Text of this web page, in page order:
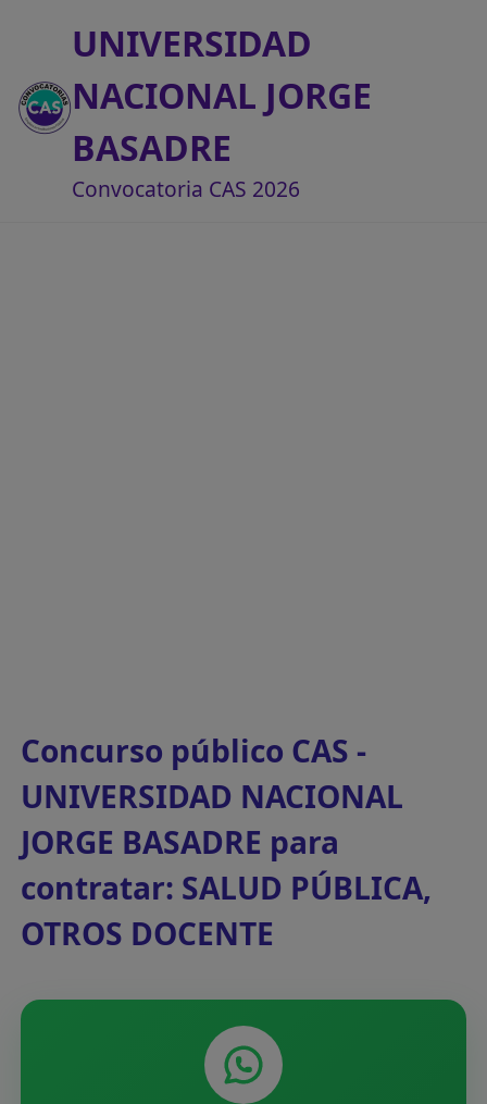
UNIVERSIDAD
NACIONAL JORGE
BASADRE
Convocatoria CAS 2026
Concurso público CAS -
UNIVERSIDAD NACIONAL
JORGE BASADRE para
contratar: SALUD PÚBLICA,
OTROS DOCENTE